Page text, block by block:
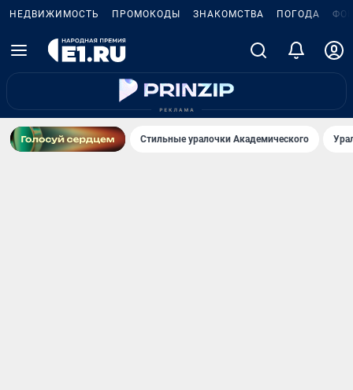
НЕДВИЖИМОСТЬ ПРОМОКОДЫ ЗНАКОМСТВА ПОГОДА
Стильные уралочки Академического